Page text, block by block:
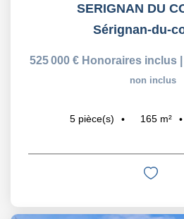
SERIGNAN DU
Sérignan-du-
525 000 € Honoraires inclus
non inclus
5 pièce(s) 165 m²